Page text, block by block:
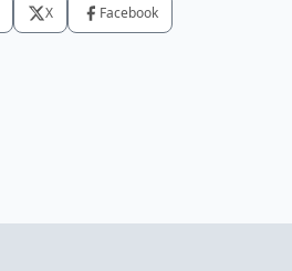
X Facebook